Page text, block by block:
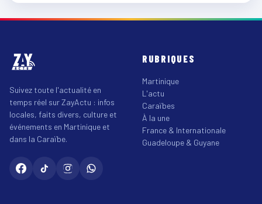
Suivez toute l'actualité en
temps réel sur ZayActu : infos
locales, faits divers, culture et
événements en Martinique et
dans la Caraïbe.
RUBRIQUES
Martinique
L'actu
Caraïbes
À la une
France & Internationale
Guadeloupe & Guyane